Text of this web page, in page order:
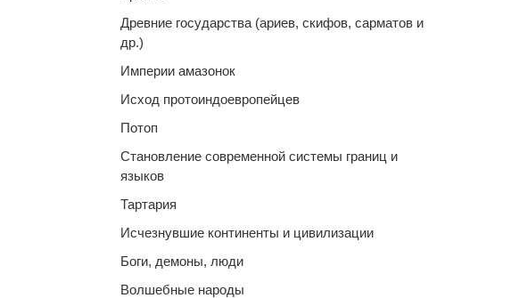
Древние государства (ариев, скифов, сарматов и
др.)
Империи амазонок
Исход протоиндоевропейцев
Потоп
Становление современной системы границ и
языков
Тартария
Исчезнувшие континенты и цивилизации
Боги, демоны, люди
Волшебные народы